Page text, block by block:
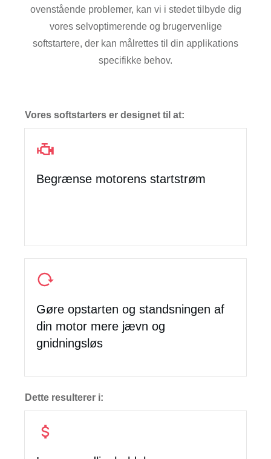
ovenstående problemer, kan vi i stedet tilbyde dig
vores selvoptimerende og brugervenlige
softstartere, der kan målrettes til din applikations
specifikke behov.
Vores softstarters er designet til at:
Begrænse motorens startstrøm
Gøre opstarten og standsningen af
din motor mere jævn og
gnidningsløs
Dette resulterer i: